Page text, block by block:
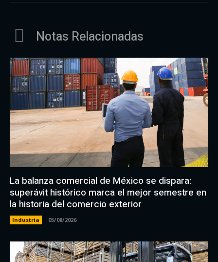
Notas Relacionadas
La balanza comercial de México se dispara:
superávit histórico marca el mejor semestre en
la historia del comercio exterior
Industria 05/08/2026